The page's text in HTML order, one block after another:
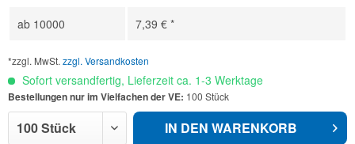
ab 10000 7,39 € *
*zzgl. MwSt. zzgl. Versandkosten
Sofort versandfertig, Lieferzeit ca. 1-3 Werktage
Bestellungen nur im Vielfachen der VE: 100 Stück
IN DEN WARENKORB